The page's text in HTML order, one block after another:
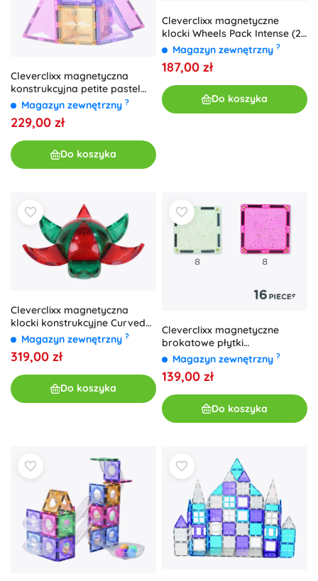
Cleverclixx magnetyczna
konstrukcyjna petite pastel
pack (36 szt.)
Magazyn zewnętrzny ?
229,00 zł
Do koszyka
Cleverclixx magnetyczne
klocki Wheels Pack Intense (25
szt.)Magazyn zewnętrzny ?
187,00 zł
Do koszyka
Cleverclixx magnetyczna
klocki konstrukcyjne Curved
Dome Pack Intense (47 szt.)
Magazyn zewnętrzny ?
319,00 zł
Do koszyka
Cleverclixx magnetyczne
brokatowe płytki
transparentno-różowe, 16 szt.
Magazyn zewnętrzny ?
139,00 zł
Do koszyka